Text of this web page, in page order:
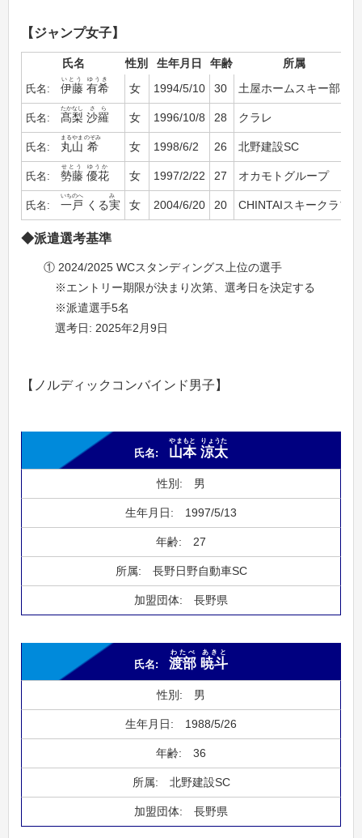
【ジャンプ女子】
氏名 性別 生年月日 年齢 所属
伊藤
いとう
有希
ゆうき
女 1994/5/10 30 土屋ホームスキー部
髙梨
たかなし
沙羅
さら
女 1996/10/8 28 クラレ
丸山
まるやま
希
のぞみ
女 1998/6/2 26 北野建設SC
勢藤
せとう
優花
ゆうか
女 1997/2/22 27 オカモトグループ
一戸
いちのへ
くる実
み
女 2004/6/20 20 CHINTAIスキークラブ
◆派遣選考基準
① 2024/2025 WCスタンディングス上位の選手
※エントリー期限が決まり次第、選考日を決定する
※派遣選手5名
選考日: 2025年2月9日
【ノルディックコンバインド男子】
山本
やまもと
涼太
りょうた
男
1997/5/13
27
長野日野自動車SC
長野県
渡部
わたべ
暁斗
あきと
男
1988/5/26
36
北野建設SC
長野県